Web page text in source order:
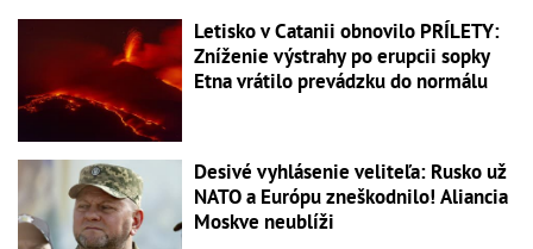
Letisko v Catanii obnovilo PRÍLETY:
Zníženie výstrahy po erupcii sopky
Etna vrátilo prevádzku do normálu
Desivé vyhlásenie veliteľa: Rusko už
NATO a Európu zneškodnilo! Aliancia
Moskve neublíži